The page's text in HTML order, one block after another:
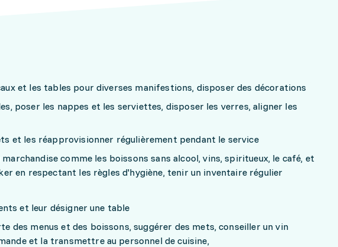
et les tables pour diverses manifestions, disposer des décorations
poser les nappes et les serviettes, disposer les verres, aligner les
et les réapprovisionner régulièrement pendant le service
comme les boissons sans alcool, vins, spiritueux, le café, et
en respectant les règles d'hygiène, tenir un inventaire régulier
et leur désigner une table
des menus et des boissons, suggérer des mets, conseiller un vin
et la transmettre au personnel de cuisine,